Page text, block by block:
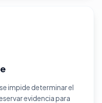
impide determinar el
evidencia para